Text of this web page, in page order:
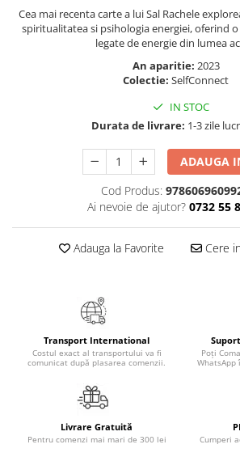
Elevi de 10 plus
Ma pregatesc pentru scoala
Clasa a VII-a
Clasa pregatitoare
Povesti
Povesti - Basme - Legende
Realitatea Augmentata
Religie pentru copii
Cea mai recenta carte a lui Sal Rachele
spiritualitatea si psihologia energiei, oferind
legate de energie din lumea
An aparitie: 2023
Colectie: SelfConnect
IN STOC
Durata de livrare: 1-3 zile
ADAUGA
Cod Produs:
Ai nevoie de ajutor? 0732 55
Adauga la Favorite Cere
Transport International
Costul exact al transportului va fi
comunicat după plasarea comenzii.
Poți
WhatsApp
Livrare Gratuită
Pentru comenzi mai mari de 300 lei Cumperi